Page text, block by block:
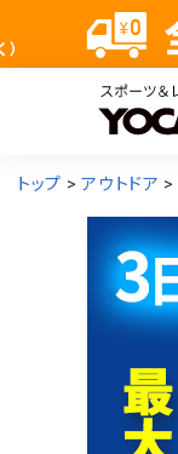
トップ アウトドア